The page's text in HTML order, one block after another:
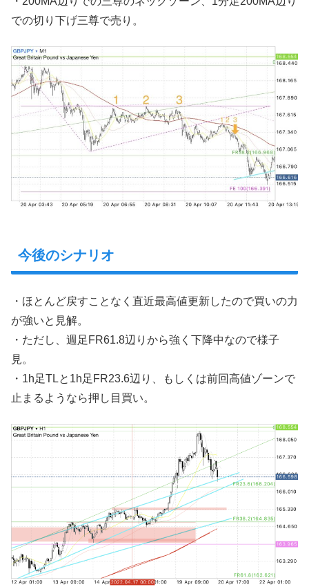
での切り下げ三尊で売り。
今後のシナリオ
・ほとんど戻すことなく直近最高値更新したので買いの力
が強いと見解。
・ただし、週足FR61.8辺りから強く下降中なので様子
見。
・1h足TLと1h足FR23.6辺り、もしくは前回高値ゾーンで
止まるようなら押し目買い。